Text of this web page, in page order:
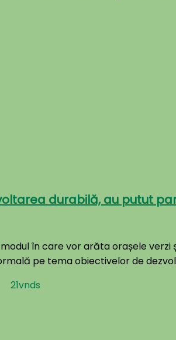
durabilă, au putut
în care vor arăta orașele
pe tema obiectivelor de